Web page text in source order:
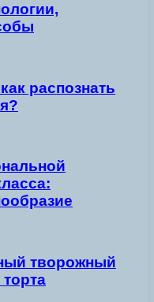
распознать
творожный